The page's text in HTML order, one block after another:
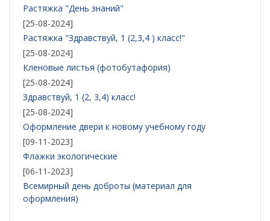
Растяжка "День знаний"
[25-08-2024]
Растяжка "Здравствуй, 1 (2,3,4 ) класс!"
[25-08-2024]
Кленовые листья (фотобутафория)
[25-08-2024]
Здравствуй, 1 (2, 3,4) класс!
[25-08-2024]
Оформление двери к новому учебному году
[09-11-2023]
Флажки экологические
[06-11-2023]
Всемирный день доброты (материал для
оформления)